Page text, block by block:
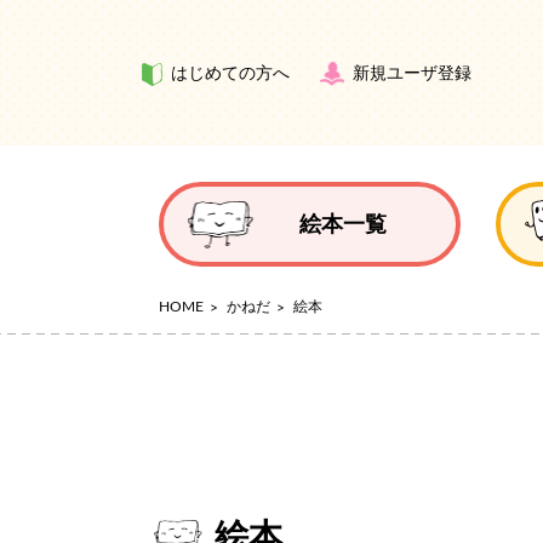
はじめての方へ 新規ユーザ登録
絵本一覧
HOME かねだ 絵本